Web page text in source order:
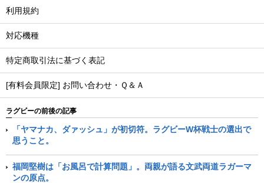
利用規約
対応機種
特定商取引法に基づく表記
[有料会員限定] お問い合わせ・Ｑ＆Ａ
ラグビーの前後の記事
「ヤマナカ、ダァッシュ」が初切符。ラグビーW杯戦士の選出で
思うこと。
福岡堅樹は「お風呂で計算問題」。両親が語る文武両道ラガーマ
ンの原点。